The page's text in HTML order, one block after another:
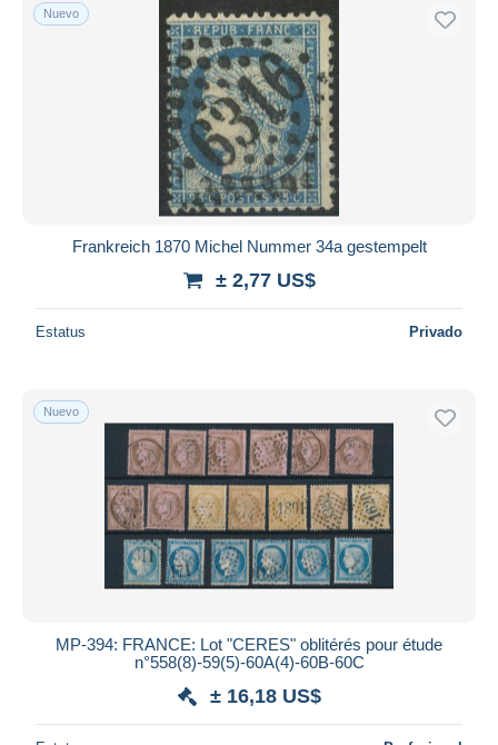
Nuevo
Frankreich 1870 Michel Nummer 34a gestempelt
± 2,77 US$
Estatus Privado
Nuevo
MP-394: FRANCE: Lot "CERES" oblitérés pour étude
n°558(8)-59(5)-60A(4)-60B-60C
± 16,18 US$